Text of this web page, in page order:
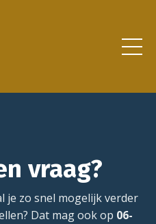
vraag?
je zo snel mogelijk verder
Dat mag ook op 06-